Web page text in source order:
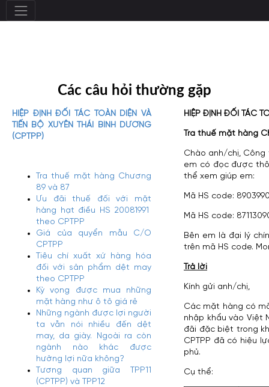
Các câu hỏi thường gặp
HIỆP ĐỊNH ĐỐI TÁC TOÀN DIỆN VÀ
TIẾN BỘ XUYÊN THÁI BÌNH DƯƠNG
(CPTPP)
Tra thuế mặt hàng Chương
89 và 87
Ưu đãi thuế đối với mặt
hàng hạt điều HS 20081991
theo CPTPP
Giá của quyển mẫu C/O
CPTPP
Tiêu chí xuất xứ hàng hóa
đối với sản phẩm dệt may
theo CPTPP
Kỳ vọng được mua những
mặt hàng như ô tô giá rẻ
Những ngành được lợi người
ta vẫn nói nhiều đến dệt
may, da giày. Ngoài ra còn
ngành nào khác được
hưởng lợi nữa không?
Tương quan giữa TPP11
(CPTPP) và TPP12
HIỆP ĐỊNH ĐỐI TÁC
Tra thuế mặt hàng
Chào anh/chị, Công
em có đọc được
thể xem giúp em:
Mã HS code:
Mã HS code:
Bên em là đại lý
trên mã HS code.
Trả lời
Kính gửi anh/chị,
Các mặt hàng có
nhập khẩu vào Việt
đãi đặc biệt trong
CPTPP đã có hiệu
phủ.
Cụ thể: